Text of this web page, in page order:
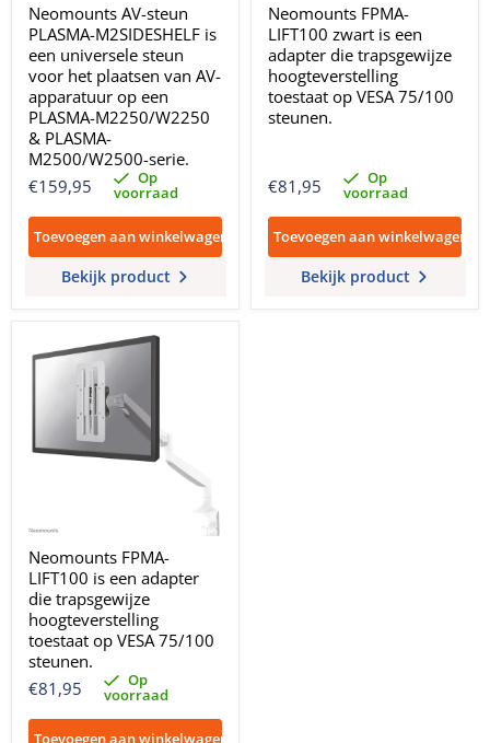
Neomounts AV-steun
PLASMA-M2SIDESHELF is
een universele steun
voor het plaatsen van AV-
apparatuur op een
PLASMA-M2250/W2250
& PLASMA-
M2500/W2500-serie.
€159,95
Op
voorraad
Toevoegen aan winkelwagen
Bekijk product
Neomounts FPMA-
LIFT100 zwart is een
adapter die trapsgewijze
hoogteverstelling
toestaat op VESA 75/100
steunen.
€81,95 Op
voorraad
Toevoegen aan winkelwagen
Bekijk product
Neomounts FPMA-
LIFT100 is een adapter
die trapsgewijze
hoogteverstelling
toestaat op VESA 75/100
steunen.
€81,95
Op
voorraad
Toevoegen aan winkelwagen